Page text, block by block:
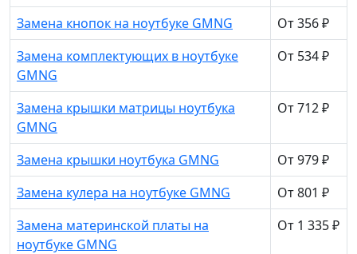
Замена кнопок на ноутбуке GMNG
От 356 ₽
Замена комплектующих в ноутбуке
GMNG
От 534 ₽
Замена крышки матрицы ноутбука
GMNG
От 712 ₽
Замена крышки ноутбука GMNG
От 979 ₽
Замена кулера на ноутбуке GMNG
От 801 ₽
Замена материнской платы на
ноутбуке GMNG
От 1 335 ₽